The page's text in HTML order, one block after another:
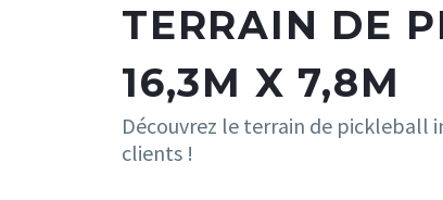
TERRAIN DE
16,3M X 7,8M
Découvrez le terrain de pickleball
clients !